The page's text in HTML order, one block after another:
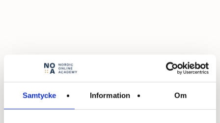
Samtycke Information Om